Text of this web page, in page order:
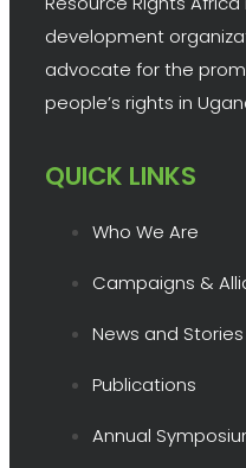
development
advocate for the
people’s rights in
QUICK LINKS
Who We Are
Campaigns &
News and Stories
Publications
Annual